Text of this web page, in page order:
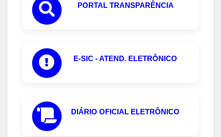
PORTAL TRANSPARÊNCIA
E-SIC - ATEND. ELETRÔNICO
DIÁRIO OFICIAL ELETRÔNICO